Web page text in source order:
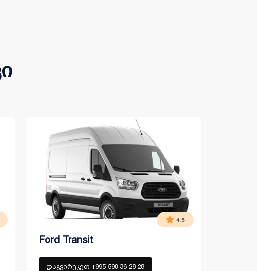
4.5
Ford Transit
დაგვირეკეთ +995 598 36 28 28